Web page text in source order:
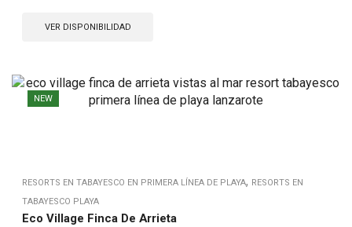
VER DISPONIBILIDAD
NEW
RESORTS EN TABAYESCO EN PRIMERA LÍNEA DE PLAYA, RESORTS EN
TABAYESCO PLAYA
Eco Village Finca De Arrieta